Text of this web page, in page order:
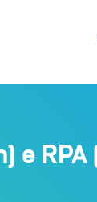
e